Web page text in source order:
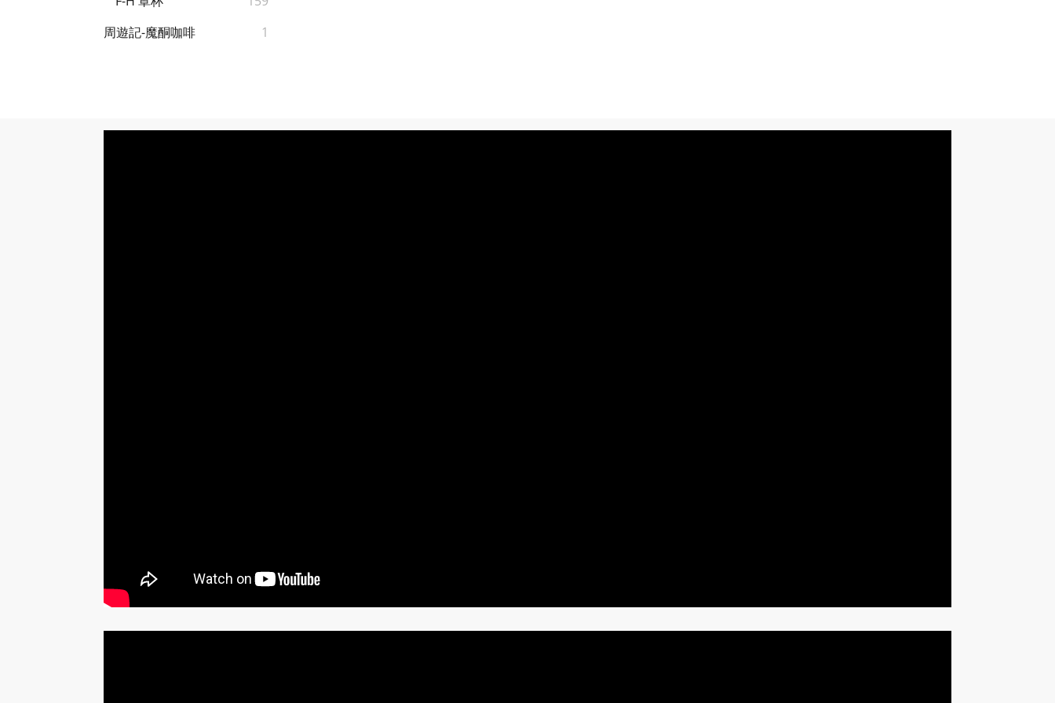
周遊記-魔酮咖啡
1